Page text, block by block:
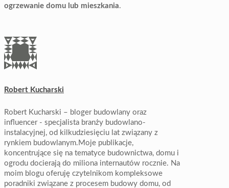
ogrzewanie domu lub mieszkania.
Robert Kucharski
Robert Kucharski – bloger budowlany oraz
influencer - specjalista branży budowlano-
instalacyjnej, od kilkudziesięciu lat związany z
rynkiem budowlanym.Moje publikacje,
koncentrujące się na tematyce budownictwa, domu i
ogrodu docierają do miliona internautów rocznie. Na
moim blogu oferuję czytelnikom kompleksowe
poradniki związane z procesem budowy domu, od